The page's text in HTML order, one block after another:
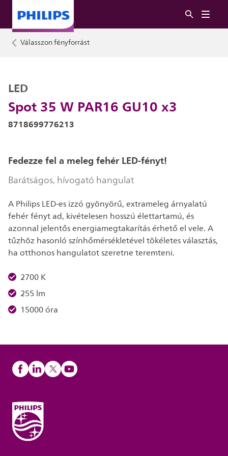
Válasszon fényforrást
Spot 35 W PAR16 GU10 x3
LED
8718699776213
Fedezze fel a meleg fehér LED-fényt!
Barátságos, hívogató hangulat
A Philips LED-es izzó gyönyörű, extrameleg árnyalatú
fehér fényt ad, kivételesen hosszú élettartamú, és
azonnal jelentős energiamegtakarítás érhető el vele. A
tűzhöz hasonló színhőmérsékletével tökéletes választás,
ha otthonos hangulatot szeretne teremteni.
2700 K
255 lm
15000 óra